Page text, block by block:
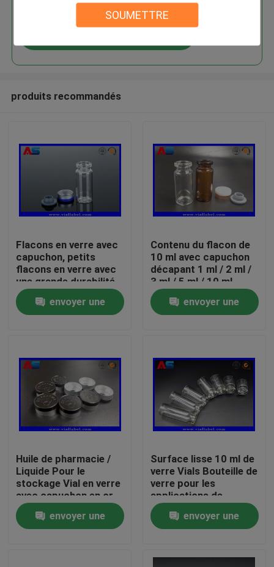
SOUMETTRE
Maison
Produits
Au sujet de nous
Contrôle de qualité
Contactez-nous
labels de la fiole 10mL
boîtes de la fiole 10ml
produits recommandés
Flacons en verre avec
capuchon, petits
flacons en verre avec
une grande durabilité
et un capuchon
dépliableenvoyer une
Contenu du flacon de
10 ml avec capuchon
décapant 1 ml / 2 ml /
3 ml / 5 ml / 10 ml
envoyer une
Huile de pharmacie /
Liquide Pour le
stockage Vial en verre
avec capuchon en or
en aluminium
envoyer une
Surface lisse 10 ml de
verre Vials Bouteille de
verre pour les
applications de
peptides
envoyer une